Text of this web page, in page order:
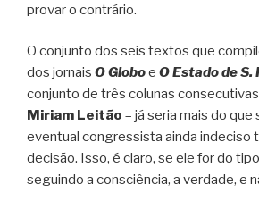
provar o contrário.
O conjunto dos seis textos que
dos jornais O Globoe O Estado de S.
conjunto de três colunas
Miriam Leitão – já seria mais do
eventual congressista ainda indeciso
decisão. Isso, é claro, se ele for do
seguindo a consciência, a verdade, e